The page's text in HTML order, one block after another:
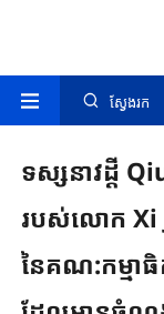
ស្វែងរក
ទស្សនាវដ្ដី
របស់លោក Xi
នៃគណ:កម្មាធិ